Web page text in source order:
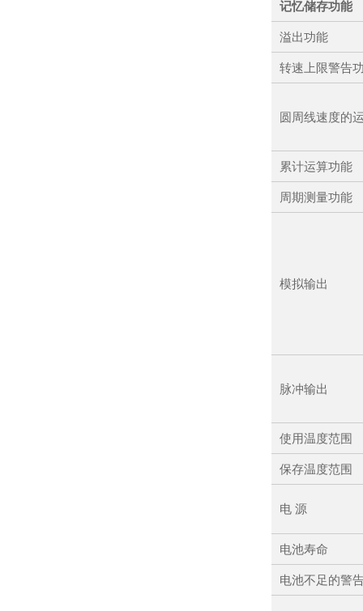
记忆储存功能
溢出功能
转速上限警告
圆周线速度的
累计运算功能
周期测量功能
模拟输出
脉冲输出
使用温度范围
保存温度范围
电 源
电池寿命
电池不足的警